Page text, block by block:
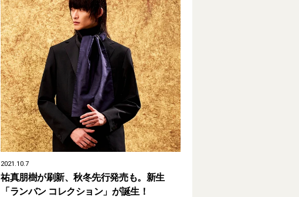
2021.10.7
祐真朋樹が刷新、秋冬先行発売も。新生
「ランバン コレクション」が誕生！